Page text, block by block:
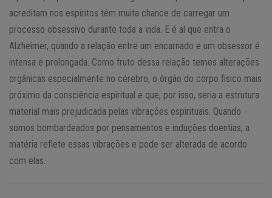
acreditam nos espíritos têm muita chance de carregar um
processo obsessivo durante toda a vida. E é aí que entra o
Alzheimer, quando a relação entre um encarnado e um obsessor é
intensa e prolongada. Como fruto dessa relação temos alterações
orgânicas especialmente no cérebro, o órgão do corpo físico mais
próximo da consciência espiritual e que, por isso, seria a estrutura
material mais prejudicada pelas vibrações espirituais. Quando
somos bombardeados por pensamentos e induções doentias, a
matéria reflete essas vibrações e pode ser alterada de acordo
com elas.